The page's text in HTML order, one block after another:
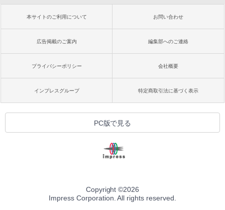
本サイトのご利用について お問い合わせ
広告掲載のご案内 編集部へのご連絡
プライバシーポリシー 会社概要
インプレスグループ 特定商取引法に基づく表示
PC版で見る
Copyright ©2026
Impress Corporation. All rights reserved.